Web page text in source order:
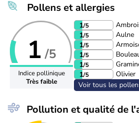
Pollens et allergies
1 /5
Indice pollinique
Très faible
1/5
1/5
Aulne
1/5
1/5
1/5
1/5
Olivier
Voir tous les
Pollution et qualité de